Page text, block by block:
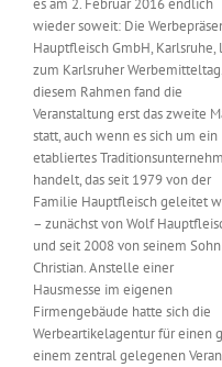
Kontakt
Messen & Events
Unternehmen
Interviews
Wissen
Product Guide
es am 2. Februar 2016 endlich
wieder soweit: Die
Hauptfleisch GmbH, Karlsruhe,
zum Karlsruher
diesem Rahmen fand die
Veranstaltung erst das zweite
statt, auch wenn es sich um ein
etabliertes
handelt, das seit 1979 von der
Familie Hauptfleisch geleitet
– zunächst von Wolf
und seit 2008 von seinem Sohn
Christian. Anstelle einer
Hausmesse im eigenen
Firmengebäude hatte sich die
Werbeartikelagentur für einen
einem zentral gelegenen